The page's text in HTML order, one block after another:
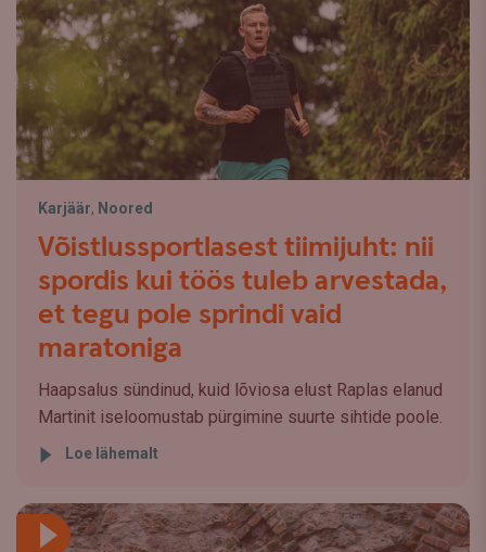
Karjäär, Noored
Võistlussportlasest tiimijuht: nii
spordis kui töös tuleb arvestada,
et tegu pole sprindi vaid
maratoniga
Haapsalus sündinud, kuid lõviosa elust Raplas elanud
Martinit iseloomustab pürgimine suurte sihtide poole.
Loe lähemalt